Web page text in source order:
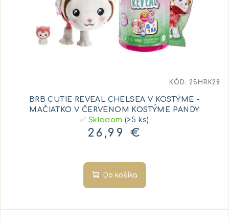
BRB CUTIE REVEAL CHELSEA V KOSTÝME -
MAČIATKO V ČERVENOM KOSTÝME PANDY
✅ Skladom(>5 ks)
26,99 €
Do košíka
KÓD: 25HRK28